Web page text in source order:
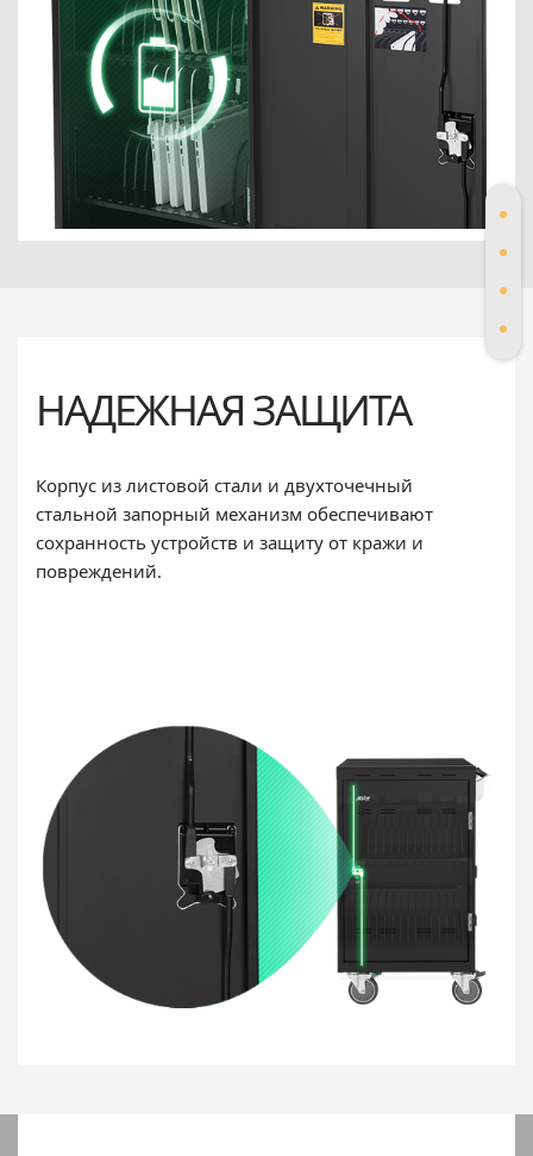
НАДЕЖНАЯ ЗАЩИТА
Корпус из листовой стали и двухточечный
стальной запорный механизм обеспечивают
сохранность устройств и защиту от кражи и
повреждений.